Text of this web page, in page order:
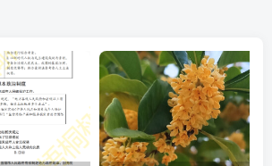
损耗运输的世界难题。截至2020年底，
应用能够( )
成本，提高清洁电力的劳动生产率
附加值，促进用电企业节能减排